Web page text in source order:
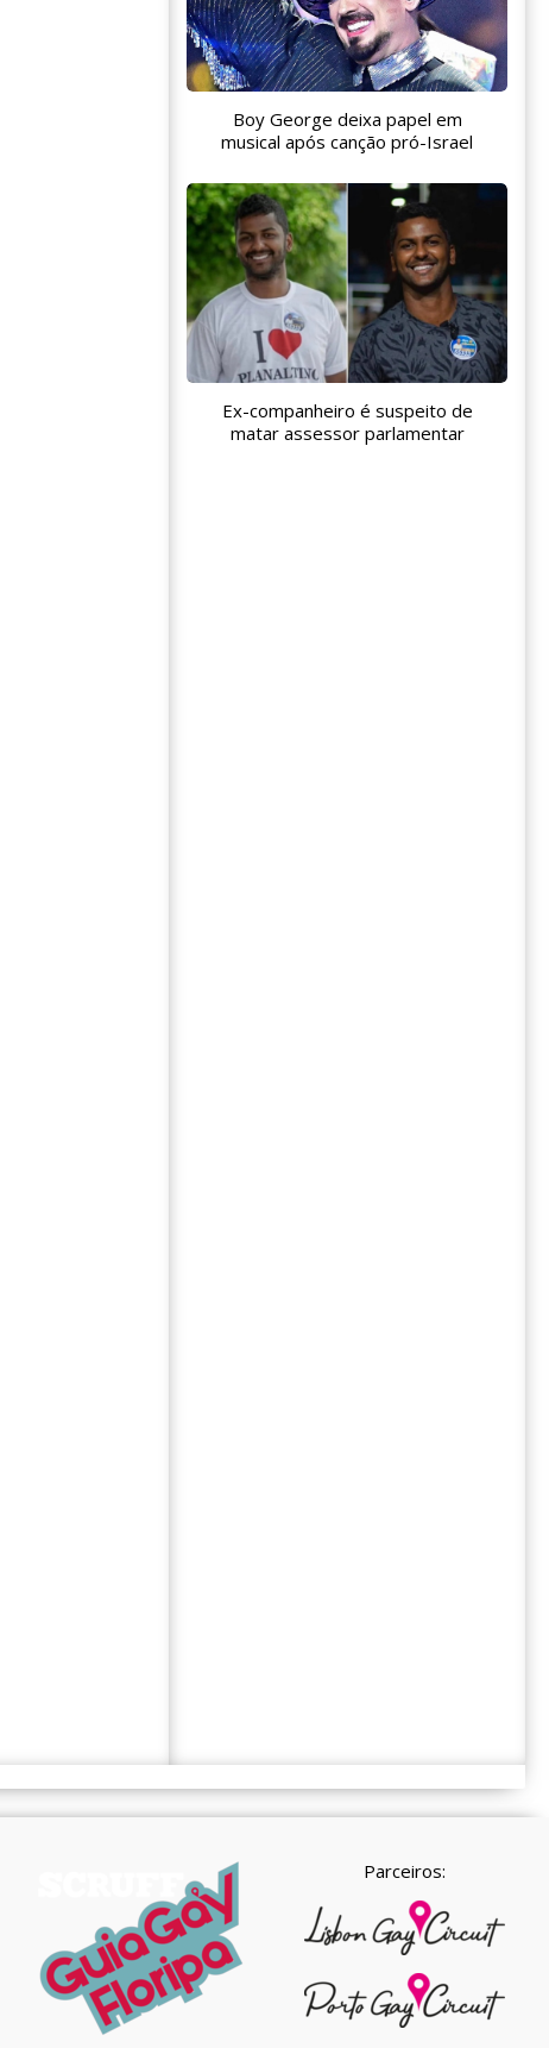
Boy George deixa papel em
musical após canção pró-Israel
Ex-companheiro é suspeito de
matar assessor parlamentar
Parceiros: